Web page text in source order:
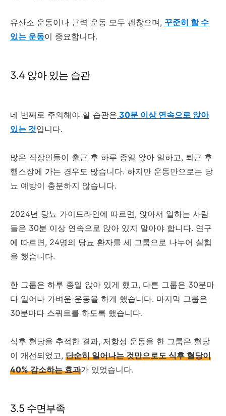
유산소 운동이나 근력 운동 모두 괜찮으며, 꾸준히 할 수
있는 운동이 중요합니다.
3.4 앉아 있는 습관
네 번째로 주의해야 할 습관은 30분 이상 연속으로 앉아
있는 것입니다.
많은 직장인들이 출근 후 하루 종일 앉아 일하고, 퇴근 후
헬스장에 가는 경우도 많습니다. 하지만 운동만으로는 당
뇨 예방이 충분하지 않습니다.
2024년 당뇨 가이드라인에 따르면, 앉아서 일하는 사람
들은 30분 이상 연속으로 앉아 있지 말아야 합니다. 연구
에 따르면, 24명의 당뇨 환자를 세 그룹으로 나누어 실험
을 했습니다.
한 그룹은 하루 종일 앉아 있게 했고, 다른 그룹은 30분마
다 일어나 가벼운 운동을 하게 했습니다. 마지막 그룹은
30분마다 스쿼트를 하도록 했습니다.
식후 혈당을 추적한 결과, 저항성 운동을 한 그룹은 혈당
이 개선되었고, 단순히 일어나는 것만으로도 식후 혈당이
40% 감소하는 효과가 있었습니다.
3.5 수면부족